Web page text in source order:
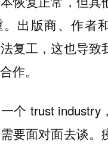
出版商、作者
复工，这也导致
作。
个 trust industry
要面对面去谈。